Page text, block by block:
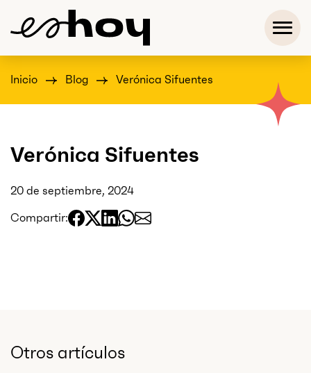
Inicio Blog Verónica Sifuentes
Verónica Sifuentes
20 de septiembre, 2024
Compartir:
Otros artículos